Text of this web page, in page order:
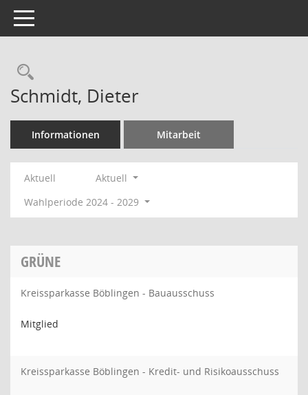
Toggle navigation
Rechercheauswahl
Schmidt, Dieter
Informationen Mitarbeit
Aktuell
Aktuell
Wahlperiode 2024 - 2029
GRÜNE
Kreissparkasse Böblingen - Bauausschuss
Mitglied
Kreissparkasse Böblingen - Kredit- und Risikoausschuss